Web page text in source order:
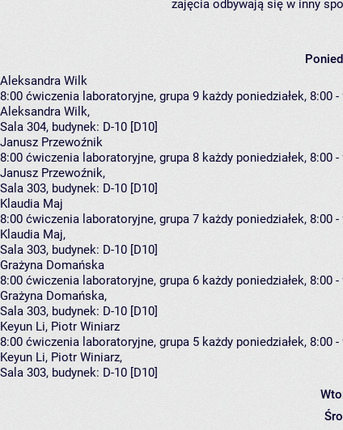
zajęcia odbywają się w inny
Aleksandra Wilk
8:00 ćwiczenia laboratoryjne, grupa 9 każdy poniedziałek, 8:00 -
Aleksandra Wilk,
Sala 304, budynek: D-10 [D10]
Janusz Przewoźnik
8:00 ćwiczenia laboratoryjne, grupa 8 każdy poniedziałek, 8:00 -
Janusz Przewoźnik,
Sala 303, budynek: D-10 [D10]
Klaudia Maj
8:00 ćwiczenia laboratoryjne, grupa 7 każdy poniedziałek, 8:00 -
Klaudia Maj,
Sala 303, budynek: D-10 [D10]
Grażyna Domańska
8:00 ćwiczenia laboratoryjne, grupa 6 każdy poniedziałek, 8:00 -
Grażyna Domańska,
Sala 303, budynek: D-10 [D10]
Keyun Li, Piotr Winiarz
8:00 ćwiczenia laboratoryjne, grupa 5 każdy poniedziałek, 8:00 -
Keyun Li, Piotr Winiarz,
Sala 303, budynek: D-10 [D10]